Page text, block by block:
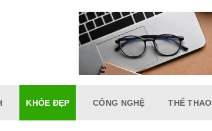
KHỎE ĐẸP CÔNG NGHỆ THỂ THAO